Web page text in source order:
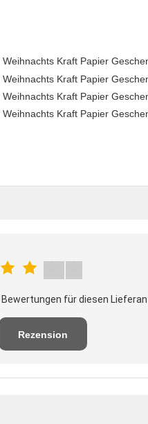
Bewertungen für diesen
Rezension